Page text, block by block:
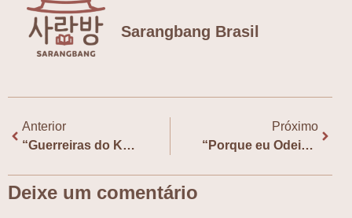
Sarangbang Brasil
Anterior
“Guerreiras do K-pop” lançará versão em quadrinhos
Próximo
“Porque eu Odeio a Coreia”: Em sessão gratuita, diretor e produtor falam sobre filme
Deixe um comentário